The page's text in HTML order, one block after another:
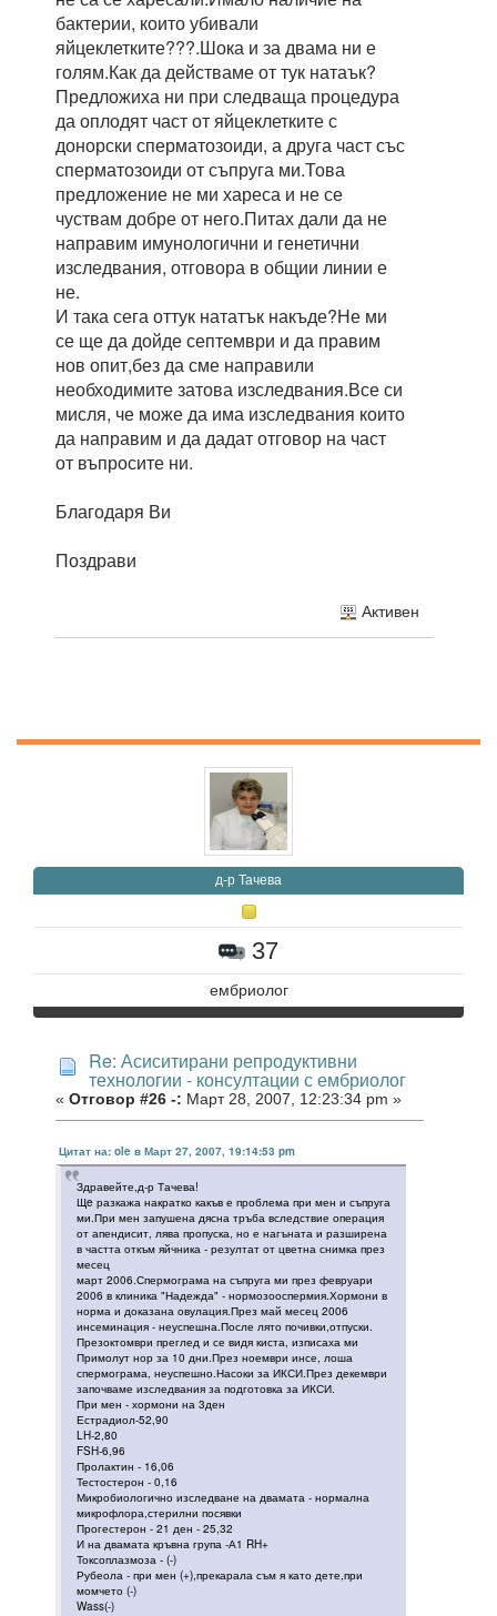
бактерии, които убивали
яйцеклетките???.Шока и за двама ни е
голям.Как да действаме от тук натаък?
Предложиха ни при следваща процедура
да оплодят част от яйцеклетките с
донорски сперматозоиди, а друга част със
сперматозоиди от съпруга ми.Това
предложение не ми хареса и не се
чуствам добре от него.Питах дали да не
направим имунологични и генетични
изследвания, отговора в общии линии е
не.
И така сега оттук нататък накъде?Не ми
се ще да дойде септември и да правим
нов опит,без да сме направили
необходимите затова изследвания.Все си
мисля, че може да има изследвания които
да направим и да дадат отговор на част
от въпросите ни.
Благодаря Ви
Поздрави
Активен
д-р Тачева
37
ембриолог
Re: Асиситирани репродуктивни
технологии - консултации с ембриолог
« Отговор #26 -: Март 28, 2007, 12:23:34 pm »
Цитат на: ole в Март 27, 2007, 19:14:53 pm
Здравейте,д-р Тачева!
Щe разкажа накратко какъв е проблема при мен и съпруга
ми.При мен запушена дясна тръба вследствие операция
от апендисит, лява пропуска, но е нагъната и разширена
в частта откъм яйчника - резултат от цветна снимка през
месец
март 2006.Спермограма на съпруга ми през февруари
2006 в клиника "Надежда" - нормозооспермия.Хормони в
норма и доказана овулация.През май месец 2006
инсеминация - неуспешна.После лято почивки,отпуски.
Презоктомври преглед и се видя киста, изписаха ми
Примолут нор за 10 дни.През ноември инсе, лоша
спермограма, неуспешно.Насоки за ИКСИ.През декември
започваме изследвания за подготовка за ИКСИ.
При мен - хормони на 3ден
Естрадиол-52,90
LH-2,80
FSH-6,96
Пролактин - 16,06
Тестостерон - 0,16
Микробиологично изследване на двамата - нормална
микрофлора,стерилни посявки
Прогестерон - 21 ден - 25,32
И на двамата кръвна група -А1 RH+
Токсоплазмоза - (-)
Рубеола - при мен (+),прекарала съм я като дете,при
момчето (-)
Wass(-)